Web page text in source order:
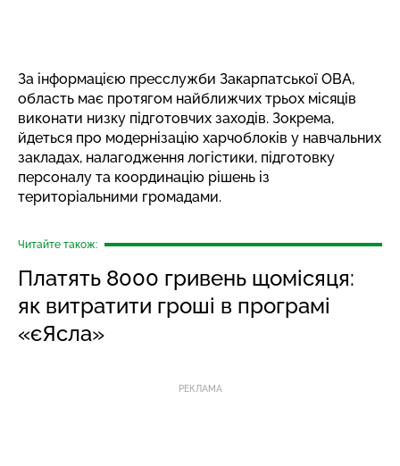
За інформацією пресслужби Закарпатської ОВА,
область має протягом найближчих трьох місяців
виконати низку підготовчих заходів. Зокрема,
йдеться про модернізацію харчоблоків у навчальних
закладах, налагодження логістики, підготовку
персоналу та координацію рішень із
територіальними громадами.
Читайте також:
Платять 8000 гривень щомісяця:
як витратити гроші в програмі
«єЯсла»
РЕКЛАМА